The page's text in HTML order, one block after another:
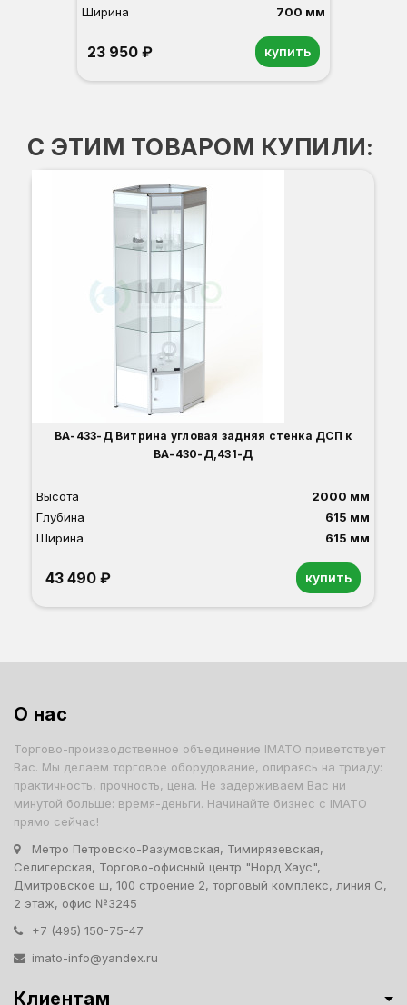
Ширина
700 мм
23 950 ₽ купить
С ЭТИМ ТОВАРОМ КУПИЛИ:
ВА-433-Д Витрина угловая задняя стенка ДСП к
ВА-430-Д,431-Д
Высота
2000 мм
Глубина
615 мм
Ширина
615 мм
43 490 ₽ купить
О нас
Торгово-производственное объединение IMATO приветствует
Вас. Мы делаем торговое оборудование, опираясь на триаду:
практичность, прочность, цена. Не задерживаем Вас ни
минутой больше: время-деньги. Начинайте бизнес с IMATO
прямо сейчас!
Метро Петровско-Разумовская, Тимирязевская,
Селигерская, Торгово-офисный центр "Норд Хаус",
Дмитровское ш, 100 строение 2, торговый комплекс, линия С,
2 этаж, офис №3245
+7 (495) 150-75-47
imato-info@yandex.ru
Клиентам